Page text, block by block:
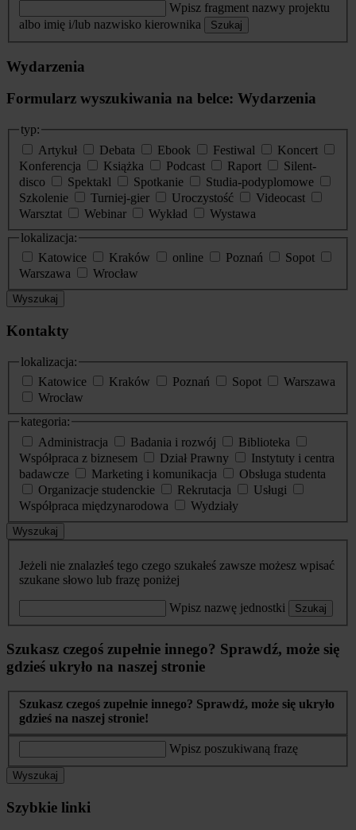
Wpisz fragment nazwy projektu
albo imię i/lub nazwisko kierownika
Szukaj
Wydarzenia
Formularz wyszukiwania na belce: Wydarzenia
typ:
Artykuł
Debata Ebook Festiwal
Koncert
Konferencja
Książka Podcast Raport
Silent-
disco
Spektakl Spotkanie
Studia-podyplomowe
Szkolenie
Turniej-gier Uroczystość
Videocast
Warsztat
Webinar Wykład
Wystawa
lokalizacja:
Katowice
Kraków online Poznań
Sopot
Warszawa
Wrocław
Wyszukaj
Kontakty
lokalizacja:
Katowice
Kraków Poznań Sopot
Warszawa
Wrocław
kategoria:
Administracja
Badania i rozwój
Biblioteka
Współpraca z biznesem
Dział Prawny
Instytuty i centra
badawcze
Marketing i komunikacja
Obsługa studenta
Organizacje studenckie
Rekrutacja
Usługi
Współpraca międzynarodowa
Wydziały
Wyszukaj
Jeżeli nie znalazłeś tego czego szukałeś zawsze możesz wpisać
szukane słowo lub frazę poniżej
Wpisz nazwę jednostki Szukaj
Szukasz czegoś zupełnie innego? Sprawdź, może się
gdzieś ukryło na naszej stronie
Szukasz czegoś zupełnie innego? Sprawdź, może się ukryło
gdzieś na naszej stronie!
Wpisz poszukiwaną frazę
Wyszukaj
Szybkie linki